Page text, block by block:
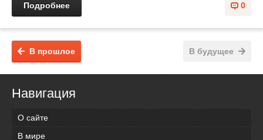
0
Подробнее
В будущее
В прошлое
Навигация
О сайте
В мире